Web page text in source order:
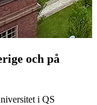
och på
i QS